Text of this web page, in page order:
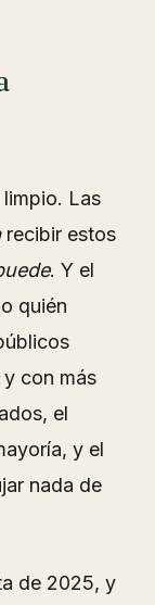
Las
recibir estos
. Y el
quién
con más
el
y el
nada de
de 2025, y